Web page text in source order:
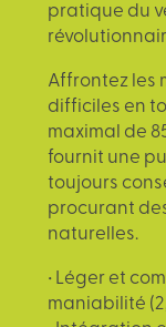
pratique du
Affrontez les
difficiles en
maximal de
fournit une
toujours
procurant
naturelles.
• Léger et
maniabilité